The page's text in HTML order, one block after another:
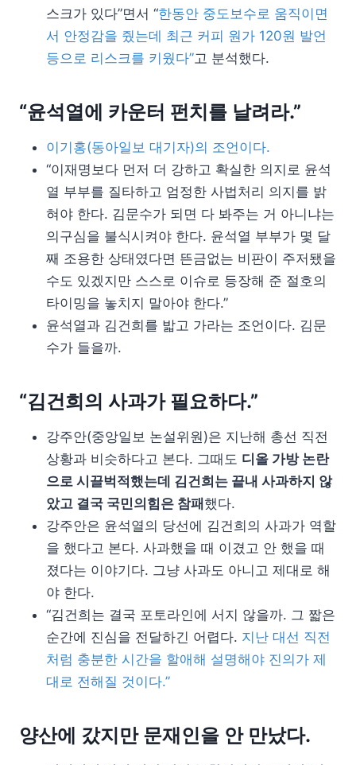
스크가 있다”면서 “한동안 중도보수로 움직이면
서 안정감을 줬는데 최근 커피 원가 120원 발언
등으로 리스크를 키웠다”고 분석했다.
“윤석열에 카운터 펀치를 날려라.”
이기홍(동아일보 대기자)의 조언이다.
“이재명보다 먼저 더 강하고 확실한 의지로 윤석
열 부부를 질타하고 엄정한 사법처리 의지를 밝
혀야 한다. 김문수가 되면 다 봐주는 거 아니냐는
의구심을 불식시켜야 한다. 윤석열 부부가 몇 달
째 조용한 상태였다면 뜬금없는 비판이 주저됐을
수도 있겠지만 스스로 이슈로 등장해 준 절호의
타이밍을 놓치지 말아야 한다.”
윤석열과 김건희를 밟고 가라는 조언이다. 김문
수가 들을까.
“김건희의 사과가 필요하다.”
강주안(중앙일보 논설위원)은 지난해 총선 직전
상황과 비슷하다고 본다. 그때도 디올 가방 논란
으로 시끌벅적했는데 김건희는 끝내 사과하지 않
았고 결국 국민의힘은 참패했다.
강주안은 윤석열의 당선에 김건희의 사과가 역할
을 했다고 본다. 사과했을 때 이겼고 안 했을 때
졌다는 이야기다. 그냥 사과도 아니고 제대로 해
야 한다.
“김건희는 결국 포토라인에 서지 않을까. 그 짧은
순간에 진심을 전달하긴 어렵다. 지난 대선 직전
처럼 충분한 시간을 할애해 설명해야 진의가 제
대로 전해질 것이다.”
양산에 갔지만 문재인을 안 만났다.